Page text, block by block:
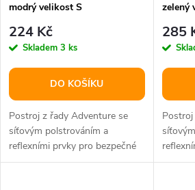
modrý velikost S
224 Kč
Skladem 3 ks
DO KOŠÍKU
Postroj z řady Adventure se
síťovým polstrováním a
reflexními prvky pro bezpečné
užívání.
zelený
285
užívání.